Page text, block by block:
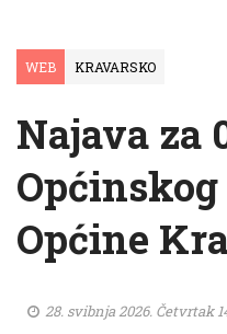
WEB KRAVARSKO
Najava za
Općine
28. svibnja 2026. Četvrtak